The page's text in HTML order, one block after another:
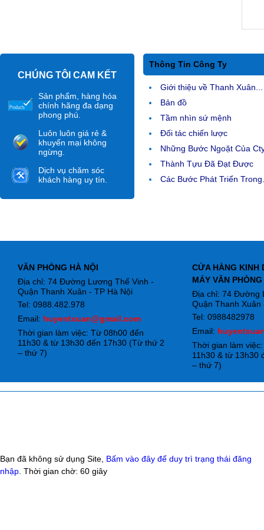
CHÚNG TÔI CAM KẾT
Sản phẩm, hàng hóa
chính hãng đa dạng
phong phú.
Luôn luôn giá rẻ &
khuyến mại không
ngừng.
Dịch vụ chăm sóc
khách hàng uy tín.
Thông Tin Công Ty
Giới thiệu về Thanh Xuân...
Bản đồ
Tầm nhìn sứ mệnh
Đối tác chiến lược
Những Bước Ngoặt Của
Thành Tựu Đã Đạt Được
Các Bước Phát Triển
VĂN PHÒNG HÀ NỘI
Địa chỉ: 74 Đường Lương Thế Vinh -
Quận Thanh Xuân - TP Hà Nội
Tel: 0988.482.978
Email: huyentxuan@gmail.com
Thời gian làm việc: Từ 08h00 đến
11h30 & từ 13h30 đến 17h30 (Từ thứ 2
– thứ 7)
CỬA HÀNG KINH
MÁY VĂN PHÒNG
Địa chỉ: 74 Đường
Quận Thanh Xuân
Tel: 0988482978
Email:
Thời gian làm
11h30 & từ 13h30
– thứ 7)
Bạn đã không sử dụng Site, Bấm vào đây để duy trì trạng thái đăng
nhập . Thời gian chờ: 60 giây